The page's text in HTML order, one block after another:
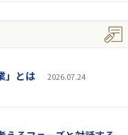
」とは 2026.07.24